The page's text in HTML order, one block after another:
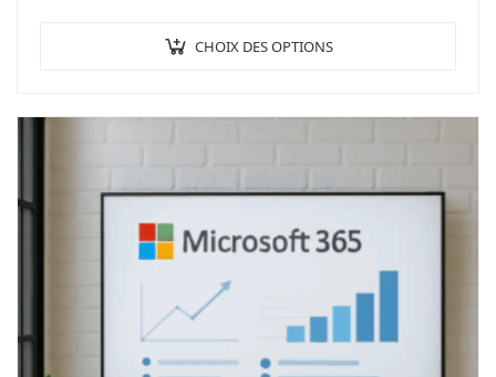
CHOIX DES OPTIONS